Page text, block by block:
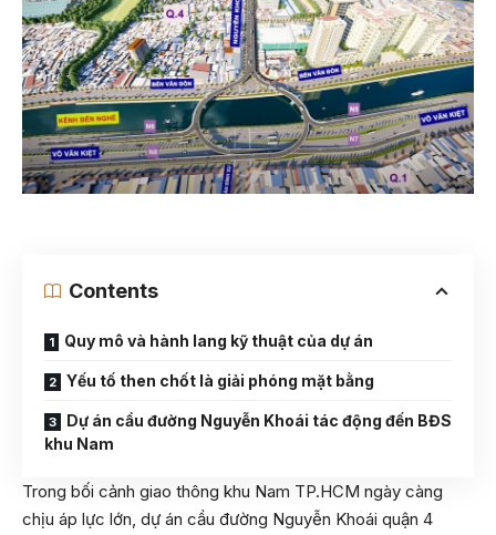
Contents
Quy mô và hành lang kỹ thuật của dự án
Yếu tố then chốt là giải phóng mặt bằng
Dự án cầu đường Nguyễn Khoái tác động đến BĐS
khu Nam
Trong bối cảnh giao thông khu Nam TP.HCM ngày càng
chịu áp lực lớn, dự án cầu đường Nguyễn Khoái quận 4